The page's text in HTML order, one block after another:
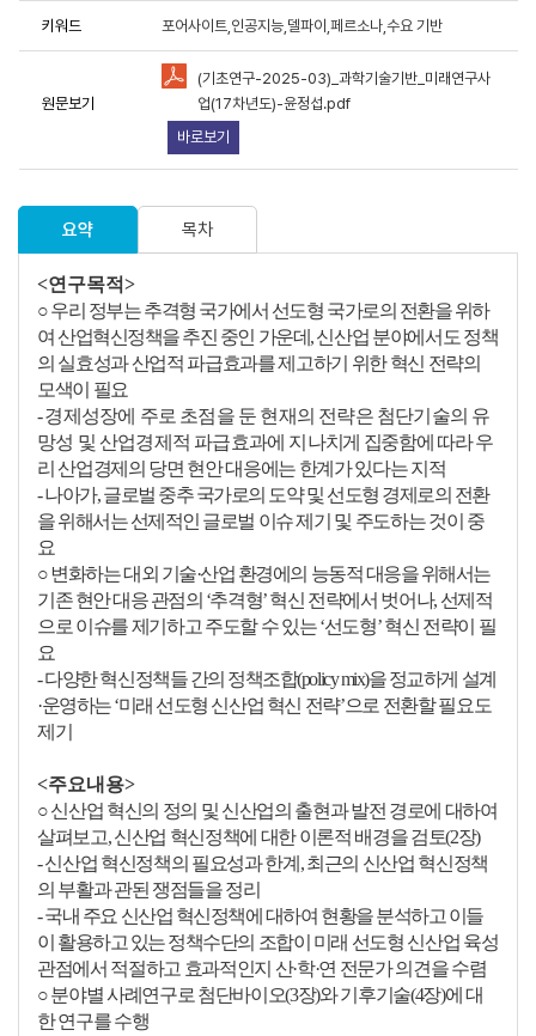
구원에서 제공하는 저작물을 이용하였음을 명시할 것을
조건에 따라 이용할 것을 동의합니다.
거나 과학기술정책연구원에서 제시한 이용조건을 이행하지
동의합니다.
과제준비 교육자료 출판활용 기타
키워드 포어사이트,인공지능,델파이,페르소나,수요 기반
원문보기
(기초연구-2025-03)_과학기술기반_미래연구사
업(17차년도)-윤정섭.pdf
바로보기
요약 목차
<연구목적>
○우리 정부는 추격형 국가에서 선도형 국가로의 전환을 위하
여 산업혁신정책을 추진 중인 가운데 ,신산업 분야에서도 정책
의 실효성과 산업적 파급효과를 제고하기 위한 혁신 전략의
모색이 필요
-경제성장에 주로 초점을 둔 현재의 전략은 첨단기술의 유
망성 및 산업경제적 파급효과에 지나치게 집중함에 따라 우
리 산업경제의 당면 현안 대응에는 한계가 있다는 지적
-나아가,글로벌 중추 국가로의 도약 및 선도형 경제로의 전환
을 위해서는 선제적인 글로벌 이슈제기 및 주도하는 것이 중
요
○ 변화하는 대외 기술·산업 환경에의 능동적 대응을 위해서는
기존 현안 대응 관점의 ‘추격형’혁신 전략에서 벗어나, 선제적
으로 이슈를 제기하고 주도할 수 있는‘선도형’혁신 전략이 필
요
-다양한 혁신정책들 간의 정책조합(policy mix)을 정교하게 설계
·운영하는‘미래 선도형 신산업 혁신 전략’으로 전환할 필요도
제기
<주요내용>
○신산업 혁신의 정의 및 신산업의 출현과 발전 경로에 대하여
살펴보고,신산업 혁신정책에 대한 이론적 배경을 검토(2장)
-신산업 혁신정책의 필요성과 한계 ,최근의 신산업 혁신정책
의 부활과 관된 쟁점들을 정리
-국내 주요 신산업 혁신정책에 대하여 현황을 분석하고 이들
이 활용하고 있는 정책수단의 조합이 미래 선도형 신산업 육성
관점에서 적절하고 효과적인지 산·학·연 전문가 의견을 수렴
○분야별 사례연구로 첨단바이오(3장)와 기후기술(4장)에 대
한 연구를 수행